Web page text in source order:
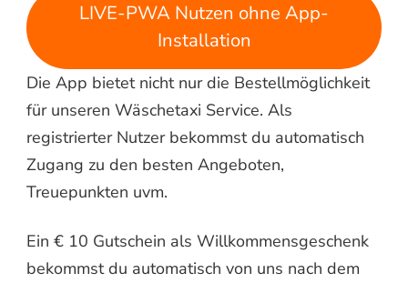
LIVE-PWA Nutzen ohne App-
Installation
Die App bietet nicht nur die Bestellmöglichkeit
für unseren Wäschetaxi Service. Als
registrierter Nutzer bekommst du automatisch
Zugang zu den besten Angeboten,
Treuepunkten uvm.
Ein € 10 Gutschein als Willkommensgeschenk
bekommst du automatisch von uns nach dem